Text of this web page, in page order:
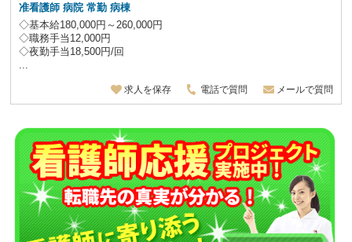
准看護師 病院 常勤 病棟
◇基本給180,000円～260,000円
◇職務手当12,000円
◇夜勤手当18,500円/回
求人を保存 電話で質問 メールで質問